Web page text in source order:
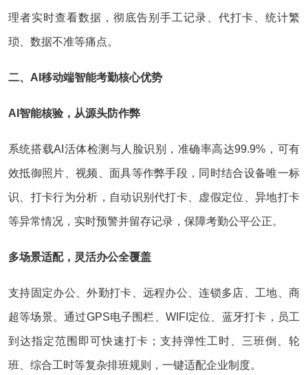
理者实时查看数据，彻底告别手工记录、代打卡、统计繁
琐、数据不准等痛点。
二、AI移动端智能考勤核心优势
AI智能核验，从源头防作弊
系统搭载AI活体检测与人脸识别，准确率高达99.9%，可有
效抵御照片、视频、面具等作弊手段，同时结合设备唯一标
识、打卡行为分析，自动识别代打卡、虚假定位、异地打卡
等异常情况，实时预警并留存记录，保障考勤公平公正。
多场景适配，灵活办公全覆盖
支持固定办公、外勤打卡、远程办公、连锁多店、工地、商
超等场景。通过GPS电子围栏、WIFI定位、蓝牙打卡，员工
到达指定范围即可快速打卡；支持弹性工时、三班倒、轮
班、综合工时等复杂排班规则，一键适配企业制度。